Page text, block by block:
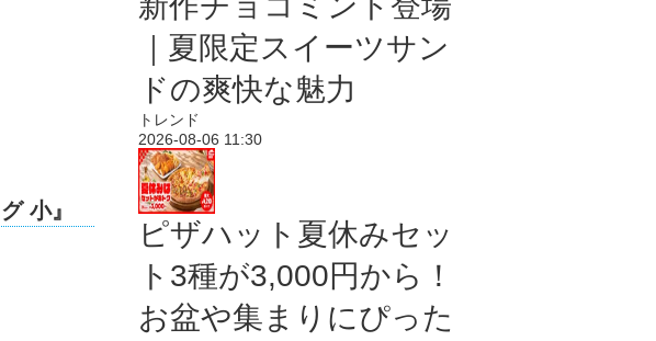
小』
｜夏限定スイーツサン
ドの爽快な魅力
トレンド
2026-08-06 11:30
ピザハット夏休みセッ
ト3種が3,000円から！
お盆や集まりにぴった